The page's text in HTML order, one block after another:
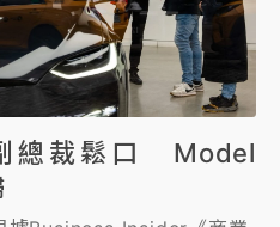
總裁鬆口 Model